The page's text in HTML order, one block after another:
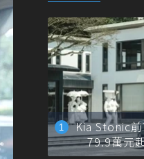
Kia Stonic
79.9萬元起